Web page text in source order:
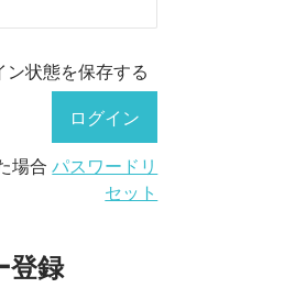
ン状態を保存する
場合パスワードリ
セット
登録